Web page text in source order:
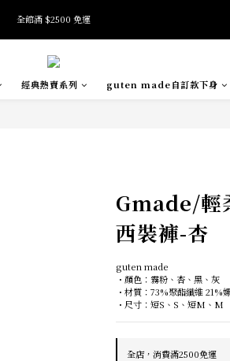
全館滿 $2500 免運
全館滿 $2500 免運
加入會員即享首購禮金 $100元
7
6
5
4
3
2
9
8
7
6
5
5
48
6
3
8
5
5
2
1
4
1
0
經典熱賣系列 guten made自訂款下身
Gmade/輕
西裝褲-杏
guten made
・顏色：霧粉、杏、黑、灰
・材質：73%聚酯纖維 21%
・尺寸：短S、S、短M、M
全店，消費滿2500免運